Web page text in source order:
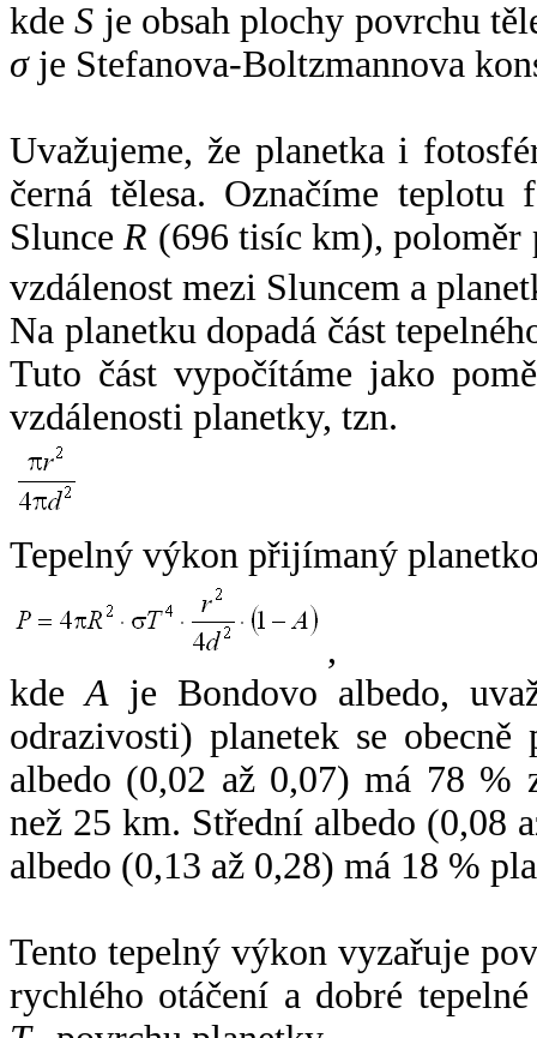
kdeS je obsah plochy povrchu
σje Stefanova-Boltzmannova
Uvažujeme, že planetka i
černá tělesa. Označíme
SlunceR (696 tisíc km),
vzdálenost mezi Sluncem a
Na planetku dopadá část
Tuto část vypočítáme jako
vzdálenosti planetky, tzn.
Tepelný výkon přijímaný
,
kdeA je Bondovo albedo,
odrazivosti) planetek se
albedo (0,02 až 0,07) má 78 %
než 25 km. Střední albedo (0,08
albedo (0,13 až 0,28) má 18 %
Tento tepelný výkon vyzařuje
rychlého otáčení a dobré